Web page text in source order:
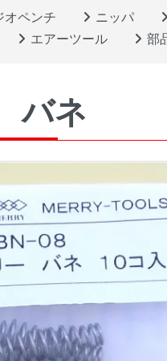
オペンチ
ニッパ
エアーツール 部
バネ